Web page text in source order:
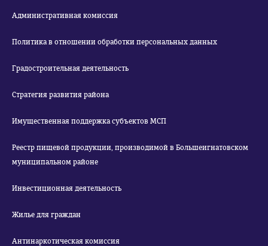
Административная комиссия
Политика в отношении обработки персональных данных
Градостроительная деятельность
Стратегия развития района
Имущественная поддержка субъектов МСП
Реестр пищевой продукции, производимой в Большеигнатовском
муниципальном районе
Инвестиционная деятельность
Жилье для граждан
Антинаркотическая комиссия